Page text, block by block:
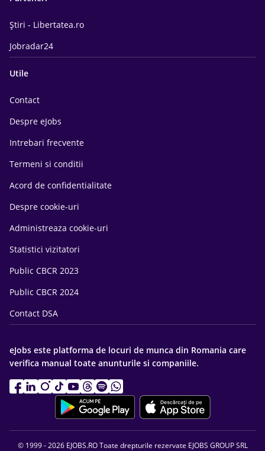
Știri - Libertatea.ro
Jobradar24
Utile
Contact
Despre eJobs
Intrebari frecvente
Termeni si conditii
Acord de confidentialitate
Despre cookie-uri
Administreaza cookie-uri
Statistici vizitatori
Public CBCR 2023
Public CBCR 2024
Contact DSA
eJobs este platforma de locuri de munca din Romania care
verifica manual toate anunturile si companiile.
© 1999 - 2026 EJOBS.RO Toate drepturile rezervate EJOBS GROUP SRL